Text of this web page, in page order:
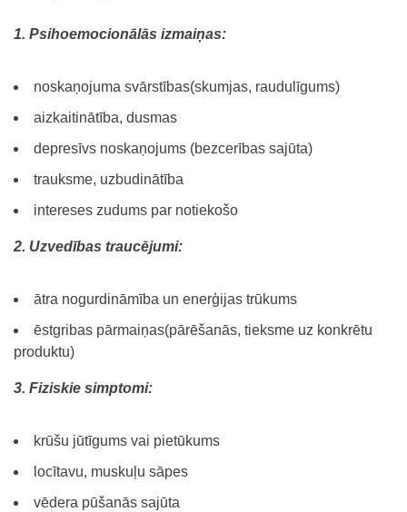
1. Psihoemocionālās izmaiņas:
noskaņojuma svārstības(skumjas, raudulīgums)
aizkaitinātība, dusmas
depresīvs noskaņojums (bezcerības sajūta)
trauksme, uzbudinātība
intereses zudums par notiekošo
2. Uzvedības traucējumi:
ātra nogurdināmība un enerģijas trūkums
ēstgribas pārmaiņas(pārēšanās, tieksme uz konkrētu
produktu)
3. Fiziskie simptomi:
krūšu jūtīgums vai pietūkums
locītavu, muskuļu sāpes
vēdera pūšanās sajūta